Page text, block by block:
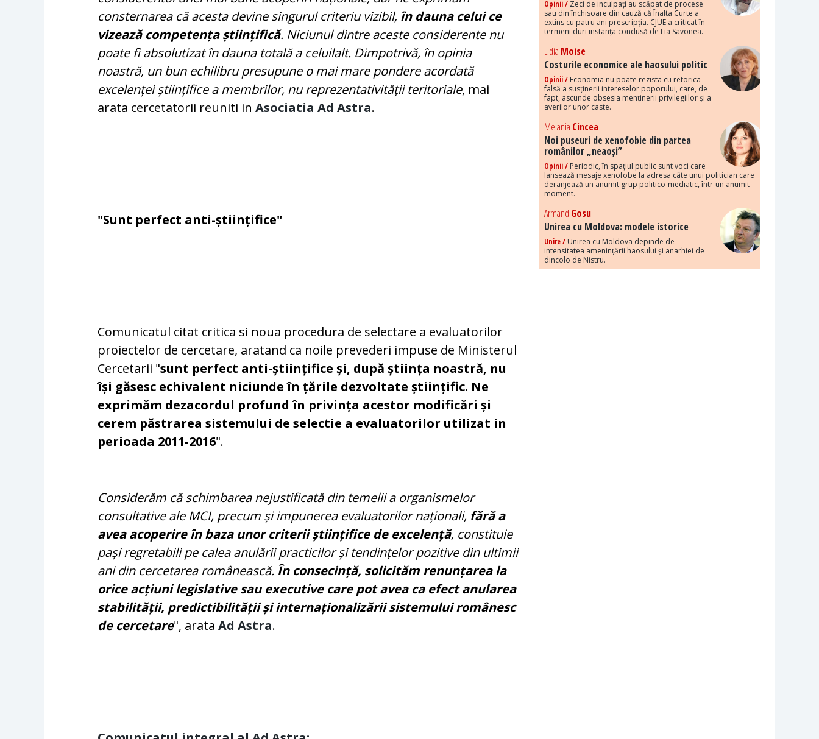
consternarea că acesta devine singurul criteriu vizibil, în dauna celui ce
vizează competența științifică. Niciunul dintre aceste considerente nu
poate fi absolutizat în dauna totală a celuilalt. Dimpotrivă, în opinia
noastră, un bun echilibru presupune o mai mare pondere acordată
excelenței științifice a membrilor, nu reprezentativității teritoriale, mai
arata cercetatorii reuniti inAsociatia Ad Astra.
"Sunt perfect anti-științifice"
Comunicatul citat critica si noua procedura de selectare a evaluatorilor
proiectelor de cercetare, aratand ca noile prevederi impuse de Ministerul
Cercetarii "sunt perfect anti-științifice și, după știința noastră, nu
își găsesc echivalent niciunde în țările dezvoltate științific. Ne
exprimăm dezacordul profund în privința acestor modificări și
cerem păstrarea sistemului de selectie a evaluatorilor utilizat in
perioada 2011-2016".
Considerăm că schimbarea nejustificată din temelii a organismelor
consultative ale MCI, precum și impunerea evaluatorilor naționali, fără a
avea acoperire în baza unor criterii științifice de excelență, constituie
pași regretabili pe calea anulării practicilor și tendințelor pozitive din ultimii
ani din cercetarea românească. În consecință, solicităm renunțarea la
orice acțiuni legislative sau executive care pot avea ca efect anularea
stabilității, predictibilității și internaționalizării sistemului românesc
de cercetare", arataAd Astra.
Opinii / Zeci de inculpați au scăpat de procese
sau din închisoare din cauză că Înalta Curte a
extins cu patru ani prescripția. CJUE a criticat în
termeni duri instanța condusă de Lia Savonea.
Lidia Moise
Costurile economice ale haosului politic
Opinii / Economia nu poate rezista cu retorica
falsă a susținerii intereselor poporului, care, de
fapt, ascunde obsesia menținerii privilegiilor și a
averilor unor caste.
Melania Cincea
Noi puseuri de xenofobie din partea
românilor „neaoși”
Opinii / Periodic, în spațiul public sunt voci care
lansează mesaje xenofobe la adresa câte unui politician care
deranjează un anumit grup politico-mediatic, într-un anumit
moment.
Armand Gosu
Unirea cu Moldova: modele istorice
Unire / Unirea cu Moldova depinde de
intensitatea amenințării haosului și anarhiei de
dincolo de Nistru.